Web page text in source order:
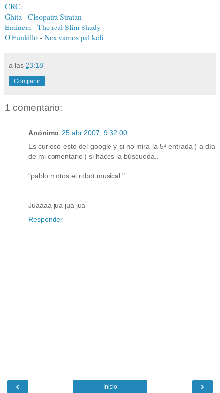
CRC:
Ghita - Cleopatra Stratan
Eminem-The real Slim Shady
O'Funkillo-Nos vamos pal keli
a las 23:18
Compartir
1 comentario:
Anónimo 25 abr 2007, 9:32:00
Es curioso esto del google y si no mira la 5ª entrada ( a día
de mi comentario ) si haces la búsqueda..
"pablo motos el robot musical "
Juaaaa jua jua jua
Responder
‹ ›
Inicio